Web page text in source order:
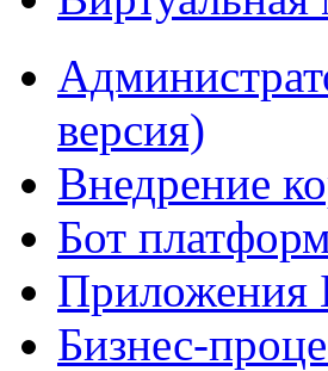
версия)
Внедрение
Бот
Приложения
Бизнес-